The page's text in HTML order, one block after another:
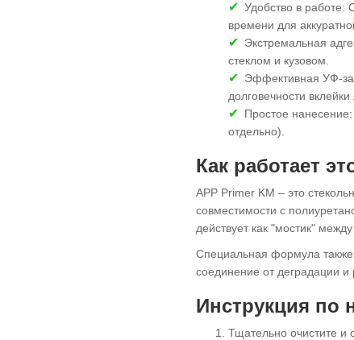
Удобство в работе:
времени для
Экстремальная
стеклом и кузовом.
Эффективная УФ-
долговечности вклейки
Простое
отдельно).
Как работает
APP Primer KM – это
совместимости с
действует как "мостик"
Специальная формула также
соединение от деградации и
Инструкция по
Тщательно очистите и